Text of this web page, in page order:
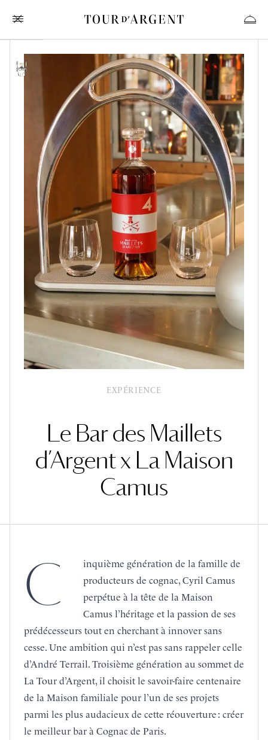
EXPÉRIENCE
Le Bar des Maillets
d’Argent x La Maison
Camus
C
inquième génération de la famille de
producteurs de cognac, Cyril Camus
perpétue à la tête de la Maison
Camus l’héritage et la passion de ses
prédécesseurs tout en cherchant à innover sans
cesse. Une ambition qui n’est pas sans rappeler celle
d’André Terrail. Troisième génération au sommet de
La Tour d’Argent, il choisit le savoir-faire centenaire
de la Maison familiale pour l’un de ses projets
parmi les plus audacieux de cette réouverture : créer
le meilleur bar à Cognac de Paris.